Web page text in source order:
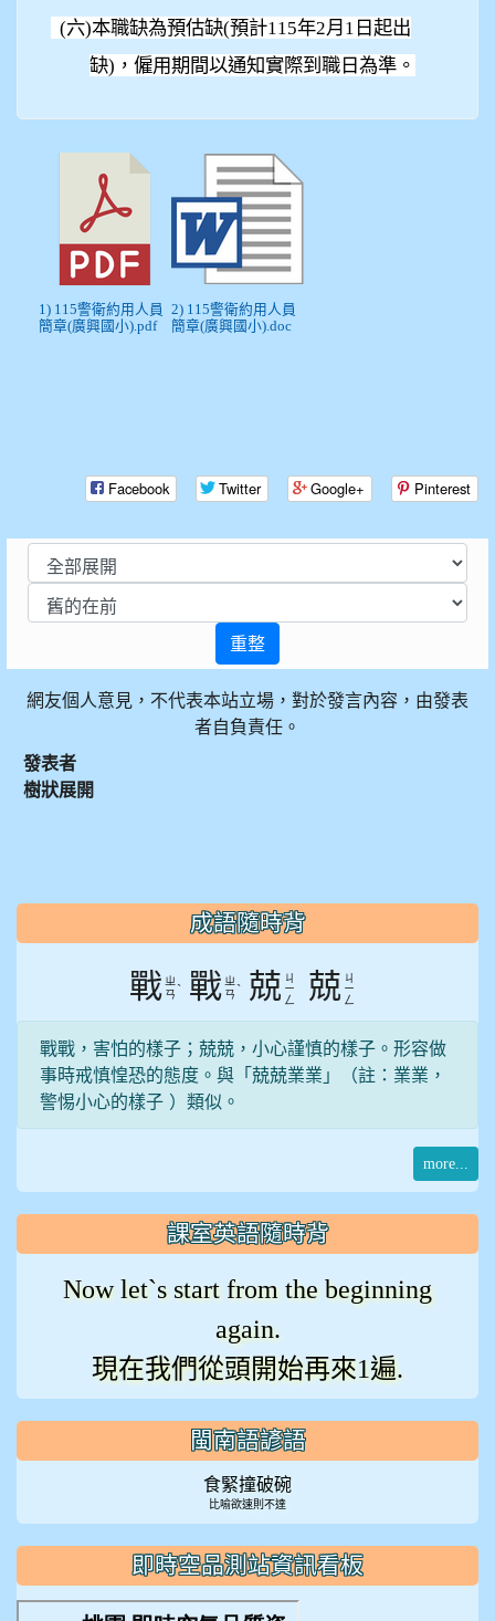
(六)本職缺為預估缺(預計115年2月1日起出
缺)，僱用期間以通知實際到職日為準。
1) 115警衛約用人員
簡章(廣興國小).pdf
2) 115警衛約用人員
簡章(廣興國小).doc
Facebook Twitter Google+ Pinterest
重整
網友個人意見，不代表本站立場，對於發言內容，由發表
者自負責任。
發表者
樹狀展開
::: 成語隨時背
戰 ㄓ
ㄢ ˋ 戰 ㄓ
ㄢ ˋ 兢 ㄐ
ㄧ
ㄥ
兢 ㄐ
ㄧ
ㄥ
戰戰，害怕的樣子；兢兢，小心謹慎的樣子。形容做
事時戒慎惶恐的態度。與「兢兢業業」（註：業業，
警惕小心的樣子 ）類似。
more...
課室英語隨時背
Now let`s start from the beginning
again.
現在我們從頭開始再來1遍.
閩南語諺語
食緊撞破碗
比喻欲速則不達
即時空品測站資訊看板